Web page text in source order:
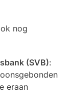
nog
(SVB):
eraan